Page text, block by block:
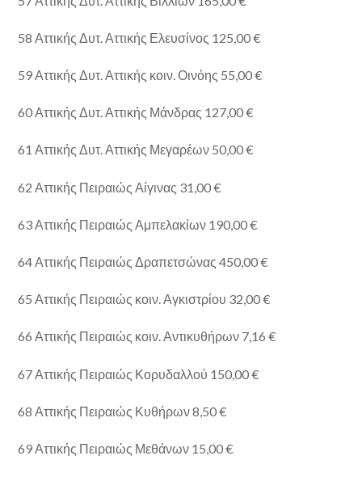
58 Αττικής Δυτ. Αττικής Ελευσίνος 125,00 €
59 Αττικής Δυτ. Αττικής κοιν. Οινόης 55,00 €
60 Αττικής Δυτ. Αττικής Μάνδρας 127,00 €
61 Αττικής Δυτ. Αττικής Μεγαρέων 50,00 €
62 Αττικής Πειραιώς Αίγινας 31,00 €
63 Αττικής Πειραιώς Αμπελακίων 190,00 €
64 Αττικής Πειραιώς Δραπετσώνας 450,00 €
65 Αττικής Πειραιώς κοιν. Αγκιστρίου 32,00 €
66 Αττικής Πειραιώς κοιν. Αντικυθήρων 7,16 €
67 Αττικής Πειραιώς Κορυδαλλού 150,00 €
68 Αττικής Πειραιώς Κυθήρων 8,50 €
69 Αττικής Πειραιώς Μεθάνων 15,00 €